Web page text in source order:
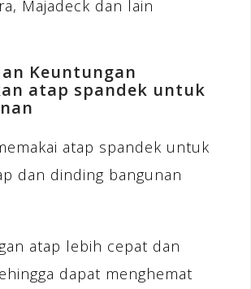
Majadeck dan lain
Keuntungan
atap spandek untuk
atap spandek untuk
dan dinding bangunan
atap lebih cepat dan
dapat menghemat